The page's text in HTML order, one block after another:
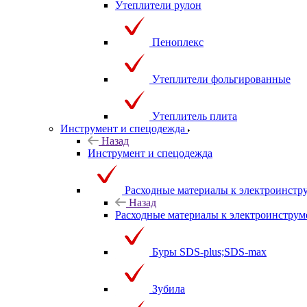
Утеплители рулон
Пеноплекс
Утеплители фольгированные
Утеплитель плита
Инструмент и спецодежда
Назад
Инструмент и спецодежда
Расходные материалы к
Назад
Расходные материалы к
Буры SDS-plus;SDS-max
Зубила